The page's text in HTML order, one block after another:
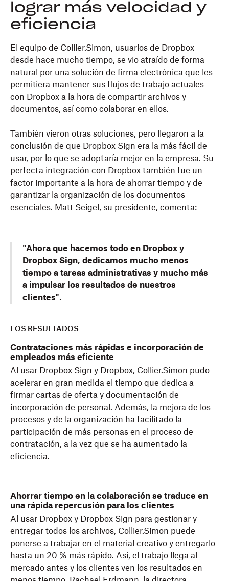
lograr más velocidad y
eficiencia
El equipo de Collier.Simon, usuarios de Dropbox
desde hace mucho tiempo, se vio atraído de forma
natural por una solución de firma electrónica que les
permitiera mantener sus flujos de trabajo actuales
con Dropbox a la hora de compartir archivos y
documentos, así como colaborar en ellos.
También vieron otras soluciones, pero llegaron a la
conclusión de que Dropbox Sign era la más fácil de
usar, por lo que se adoptaría mejor en la empresa. Su
perfecta integración con Dropbox también fue un
factor importante a la hora de ahorrar tiempo y de
garantizar la organización de los documentos
esenciales. Matt Seigel, su presidente, comenta:
"Ahora que hacemos todo en Dropbox y
Dropbox Sign, dedicamos mucho menos
tiempo a tareas administrativas y mucho más
a impulsar los resultados de nuestros
clientes".
LOS RESULTADOS
Contrataciones más rápidas e incorporación de
empleados más eficiente
Al usar Dropbox Sign y Dropbox, Collier.Simon pudo
acelerar en gran medida el tiempo que dedica a
firmar cartas de oferta y documentación de
incorporación de personal. Además, la mejora de los
procesos y de la organización ha facilitado la
participación de más personas en el proceso de
contratación, a la vez que se ha aumentado la
eficiencia.
Ahorrar tiempo en la colaboración se traduce en
una rápida repercusión para los clientes
Al usar Dropbox y Dropbox Sign para gestionar y
entregar todos los archivos, Collier.Simon puede
ponerse a trabajar en el material creativo y entregarlo
hasta un 20 % más rápido. Así, el trabajo llega al
mercado antes y los clientes ven los resultados en